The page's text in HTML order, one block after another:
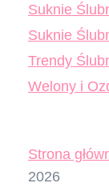
Suknie
Suknie
Trendy
Welony i
Strona
2026